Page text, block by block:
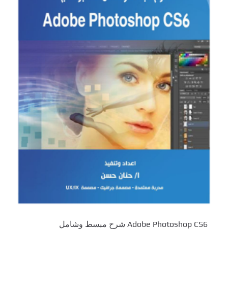
Adobe Photoshop CS6 شرح مبسط وشامل